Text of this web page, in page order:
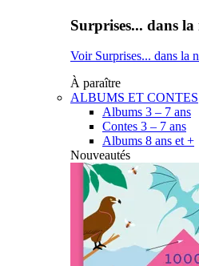
Surprises... dans
Voir Surprises... dans la
À paraître
ALBUMS ET CONTES
Albums 3 – 7 ans
Contes 3 – 7 ans
Albums 8 ans et +
Nouveautés